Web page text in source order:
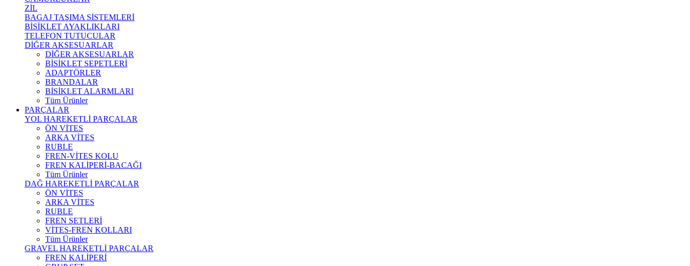
ZİL
BAGAJ TAŞIMA SİSTEMLERİ
BİSİKLET AYAKLIKLARI
TELEFON TUTUCULAR
DİĞER AKSESUARLAR
DİĞER AKSESUARLAR
BİSİKLET SEPETLERİ
ADAPTÖRLER
BRANDALAR
BİSİKLET ALARMLARI
Tüm Ürünler
PARÇALAR
YOL HAREKETLİ PARÇALAR
ÖN VİTES
ARKA VİTES
RUBLE
FREN-VİTES KOLU
FREN KALİPERİ-BACAĞI
Tüm Ürünler
DAĞ HAREKETLİ PARÇALAR
ÖN VİTES
ARKA VİTES
RUBLE
FREN SETLERİ
VİTES-FREN KOLLARI
Tüm Ürünler
GRAVEL HAREKETLİ PARÇALAR
FREN KALİPERİ